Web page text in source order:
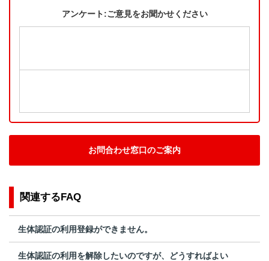
アンケート:ご意見をお聞かせください
お問合わせ窓口のご案内
関連するFAQ
生体認証の利用登録ができません。
生体認証の利用を解除したいのですが、どうすればよい